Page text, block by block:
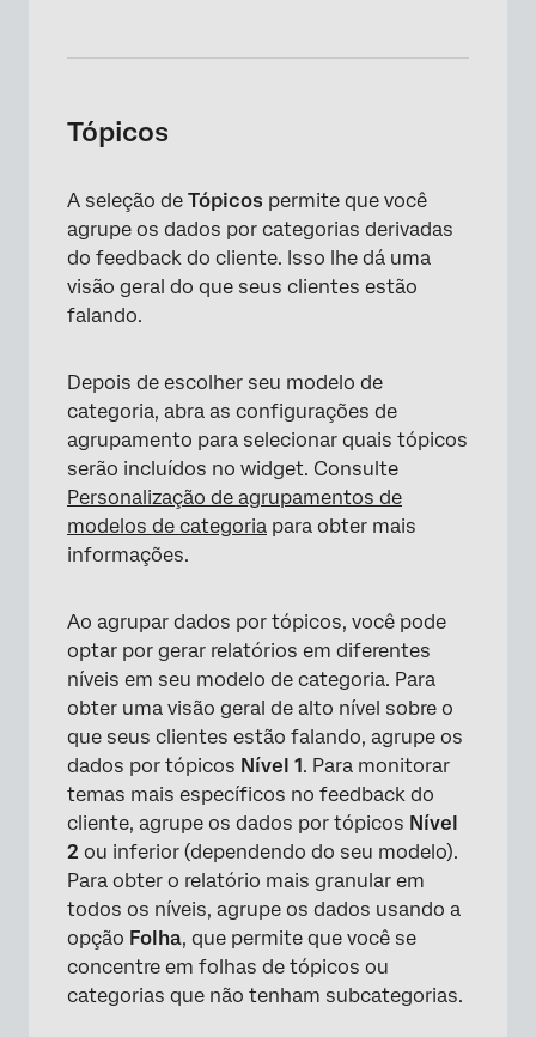
×
Tópicos
A seleção de Tópicos permite que você
agrupe os dados por categorias derivadas
do feedback do cliente. Isso lhe dá uma
visão geral do que seus clientes estão
falando.
Depois de escolher seu modelo de
categoria, abra as configurações de
agrupamento para selecionar quais tópicos
serão incluídos no widget. Consulte
Personalização de agrupamentos de
modelos de categoria para obter mais
informações.
Ao agrupar dados por tópicos, você pode
optar por gerar relatórios em diferentes
níveis em seu modelo de categoria. Para
obter uma visão geral de alto nível sobre o
que seus clientes estão falando, agrupe os
dados por tópicos Nível 1. Para monitorar
temas mais específicos no feedback do
cliente, agrupe os dados por tópicos Nível
2 ou inferior (dependendo do seu modelo).
Para obter o relatório mais granular em
todos os níveis, agrupe os dados usando a
opção Folha, que permite que você se
concentre em folhas de tópicos ou
categorias que não tenham subcategorias.